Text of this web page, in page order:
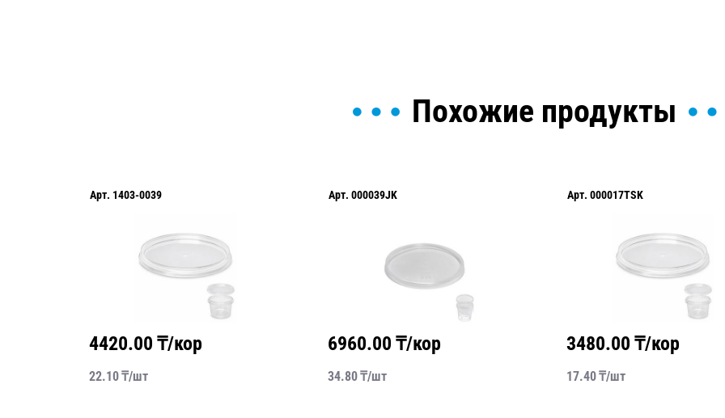
Похожие продукты
Арт. 1403-0039
4420.00 ₸/кор
22.10₸/шт
Арт. 000039JK
6960.00 ₸/кор
34.80₸/шт
Арт. 000017TSK
3480.00 ₸/кор
17.40₸/шт